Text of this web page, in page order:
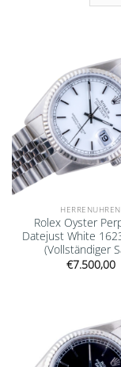
HERRENUHREN
Rolex Oyster
Datejust White
(Vollständiger
€7.500,00